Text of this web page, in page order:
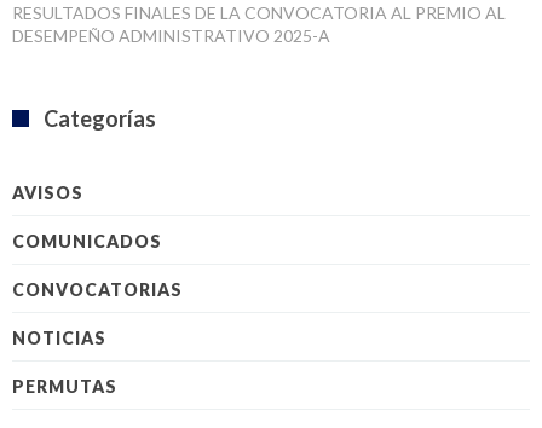
RESULTADOS FINALES DE LA CONVOCATORIA AL PREMIO AL
DESEMPEÑO ADMINISTRATIVO 2025-A
Categorías
AVISOS
COMUNICADOS
CONVOCATORIAS
NOTICIAS
PERMUTAS